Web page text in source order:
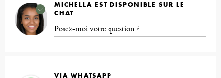
MICHELLA EST DISPONIBLE SUR LE
CHAT
Posez-moi votre question ?
VIA WHATSAPP